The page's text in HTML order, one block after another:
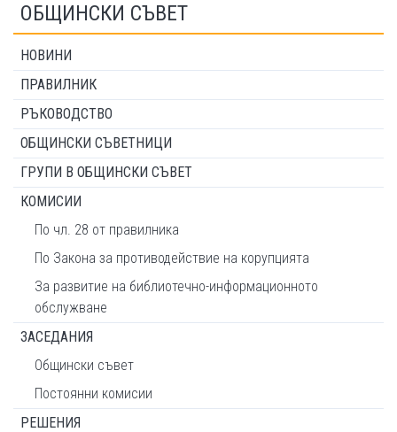
ОБЩИНСКИ СЪВЕТ
НОВИНИ
ПРАВИЛНИК
РЪКОВОДСТВО
ОБЩИНСКИ СЪВЕТНИЦИ
ГРУПИ В ОБЩИНСКИ СЪВЕТ
КОМИСИИ
По чл. 28 от правилника
По Закона за противодействие на корупцията
За развитие на библиотечно-информационното
обслужване
ЗАСЕДАНИЯ
Общински съвет
Постоянни комисии
РЕШЕНИЯ